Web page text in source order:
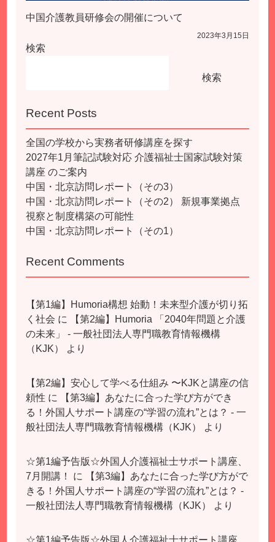
中国介護教員研修会の開催について
2023年3月15日
検索
検索
Recent Posts
全国の学校から実務者研修講座を探す
2027年1月筆記試験対応 介護福祉士国家試験対策
講座 のご案内
中国・北京訪問レポート（その3）
中国・北京訪問レポート（その2） 新規事業拠点
視察と制度構築の可能性
中国・北京訪問レポート（その1）
Recent Comments
【第1編】Humoria構想 始動！未来型介護が切り拓
く社会 に
【第2編】Humoria 「2040年問題と介護
の未来」 - 一般社団法人専門職教育情報機構
（KJK）
より
【第2編】安心して学べる仕組み 〜KJKと講座の信
頼性 に
【第3編】あなたに合った学び方ができ
る！外国人サポート講座の“学習の流れ”とは？ - 一
般社団法人専門職教育情報機構（KJK）
より
☆第1編予告版☆外国人介護福祉士サポート講座、
7月開講！
に
【第3編】あなたに合った学び方がで
きる！外国人サポート講座の“学習の流れ”とは？ -
一般社団法人専門職教育情報機構（KJK）
より